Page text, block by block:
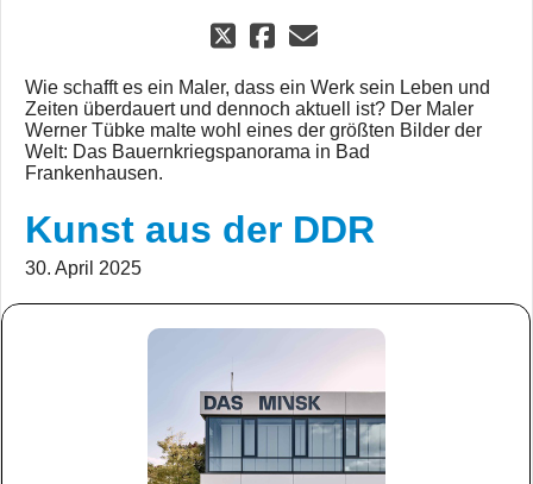
Wie schafft es ein Maler, dass ein Werk sein Leben und
Zeiten überdauert und dennoch aktuell ist? Der Maler
Werner Tübke malte wohl eines der größten Bilder der
Welt: Das Bauernkriegspanorama in Bad
Frankenhausen.
Kunst aus der DDR
30. April 2025